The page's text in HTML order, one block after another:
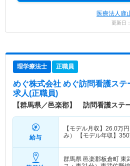
医療法人鹿
更新日
理学療法士 正職員
めぐ株式会社 めぐ訪問看護ステ
求人(正職員)
【群馬県／邑楽郡】 訪問看護ステ
給与
【モデル月収】 26.0万円
み） 【モデル年収】 350
群馬県 邑楽郡板倉町 東